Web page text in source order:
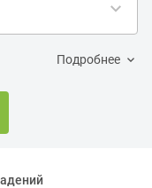
Подробнее